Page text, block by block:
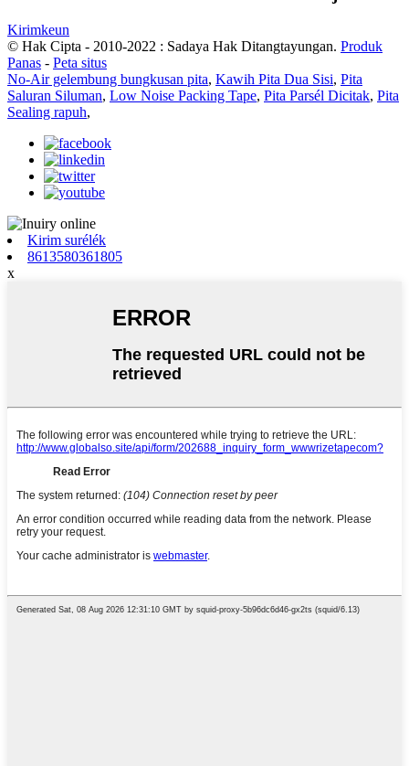
Kirimkeun
© Hak Cipta - 2010-2022 : Sadaya Hak Ditangtayungan. Produk
Panas - Peta situs
No-Air gelembung bungkusan pita, Kawih Pita Dua Sisi, Pita
Saluran Siluman, Low Noise Packing Tape, Pita Parsél Dicitak, Pita
Sealing rapuh,
Kirim surélék
8613580361805
x